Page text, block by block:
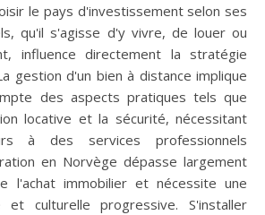
le pays d'investissement selon ses
qu'il s'agisse d'y vivre, de louer ou
influence directement la stratégie
gestion d'un bien à distance implique
des aspects pratiques tels que
locative et la sécurité, nécessitant
à des services professionnels
en Norvège dépasse largement
l'achat immobilier et nécessite une
et culturelle progressive. S'installer